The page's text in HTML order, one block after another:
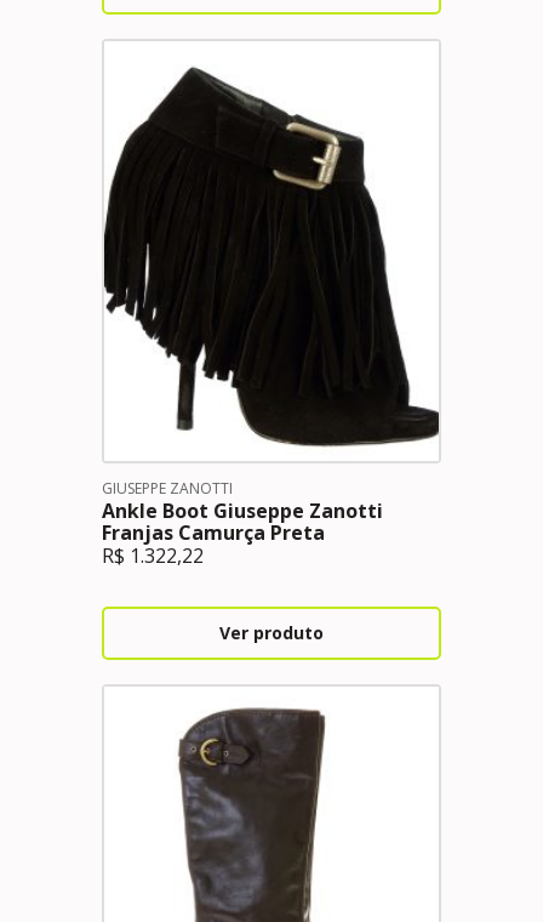
GIUSEPPE ZANOTTI
Ankle Boot Giuseppe Zanotti
Franjas Camurça Preta
R$ 1.322,22
Ver produto